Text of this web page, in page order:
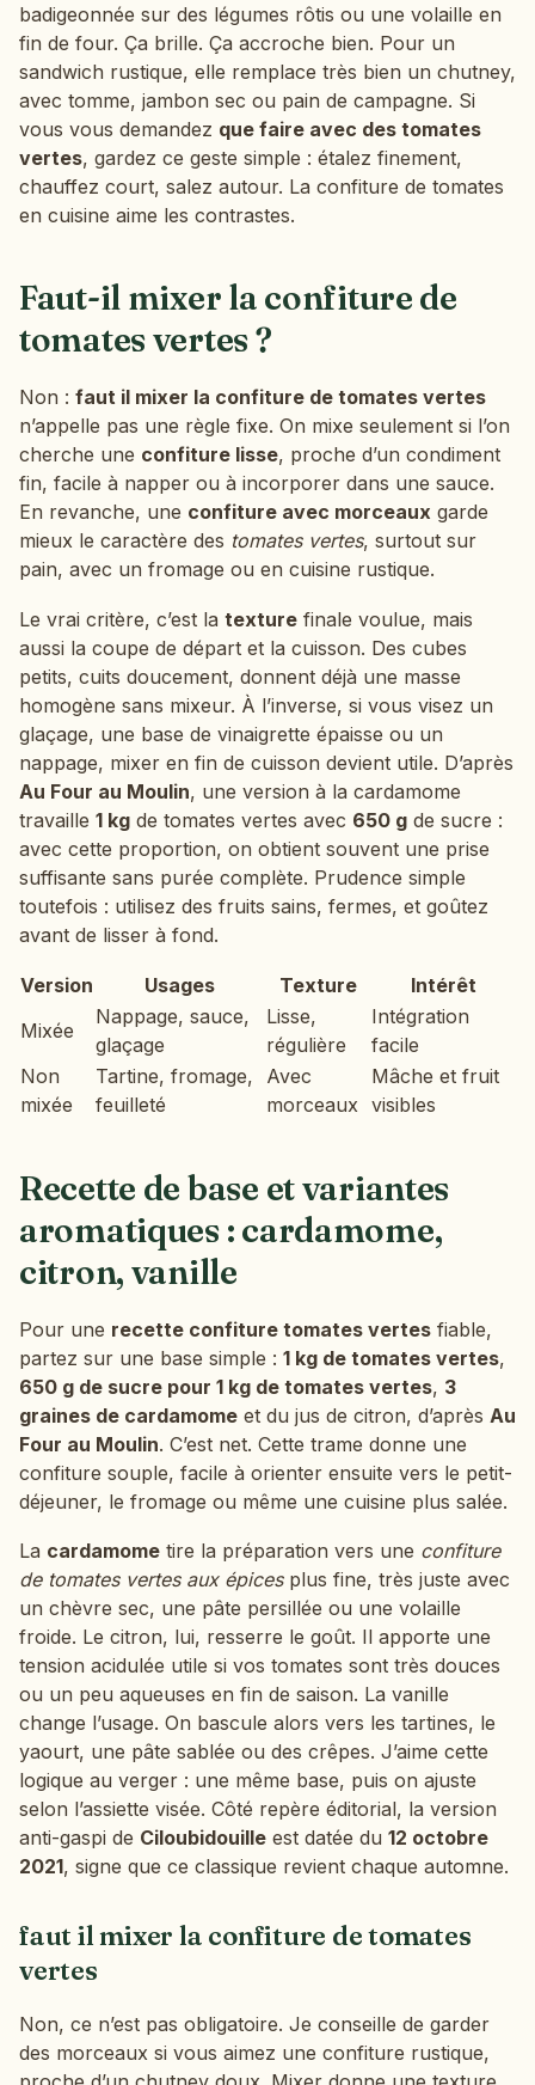
badigeonnée sur des légumes rôtis ou une volaille en
fin de four. Ça brille. Ça accroche bien. Pour un
sandwich rustique, elle remplace très bien un chutney,
avec tomme, jambon sec ou pain de campagne. Si
vous vous demandez que faire avec des tomates
vertes, gardez ce geste simple : étalez finement,
chauffez court, salez autour. La confiture de tomates
en cuisine aime les contrastes.
Faut-il mixer la confiture de
tomates vertes ?
Non : faut il mixer la confiture de tomates vertes
n’appelle pas une règle fixe. On mixe seulement si l’on
cherche une confiture lisse, proche d’un condiment
fin, facile à napper ou à incorporer dans une sauce.
En revanche, une confiture avec morceaux garde
mieux le caractère des tomates vertes, surtout sur
pain, avec un fromage ou en cuisine rustique.
Le vrai critère, c’est la texture finale voulue, mais
aussi la coupe de départ et la cuisson. Des cubes
petits, cuits doucement, donnent déjà une masse
homogène sans mixeur. À l’inverse, si vous visez un
glaçage, une base de vinaigrette épaisse ou un
nappage, mixer en fin de cuisson devient utile. D’après
Au Four au Moulin, une version à la cardamome
travaille 1 kg de tomates vertes avec 650 g de sucre :
avec cette proportion, on obtient souvent une prise
suffisante sans purée complète. Prudence simple
toutefois : utilisez des fruits sains, fermes, et goûtez
avant de lisser à fond.
Version Usages Texture
Intérêt
Mixée
Nappage, sauce,
glaçage
Lisse,
régulière
Intégration
facile
Non
mixée
Tartine, fromage,
feuilleté
Avec
morceaux
Mâche et fruit
visibles
Recette de base et variantes
aromatiques : cardamome,
citron, vanille
Pour une recette confiture tomates vertes fiable,
partez sur une base simple : 1 kg de tomates vertes,
650 g de sucre pour 1 kg de tomates vertes, 3
graines de cardamome et du jus de citron, d’après Au
Four au Moulin. C’est net. Cette trame donne une
confiture souple, facile à orienter ensuite vers le petit-
déjeuner, le fromage ou même une cuisine plus salée.
La cardamome tire la préparation vers une confiture
de tomates vertes aux épicesplus fine, très juste avec
un chèvre sec, une pâte persillée ou une volaille
froide. Le citron, lui, resserre le goût. Il apporte une
tension acidulée utile si vos tomates sont très douces
ou un peu aqueuses en fin de saison. La vanille
change l’usage. On bascule alors vers les tartines, le
yaourt, une pâte sablée ou des crêpes. J’aime cette
logique au verger : une même base, puis on ajuste
selon l’assiette visée. Côté repère éditorial, la version
anti-gaspi de Ciloubidouille est datée du 12 octobre
2021, signe que ce classique revient chaque automne.
faut il mixer la confiture de tomates
vertes
Non, ce n’est pas obligatoire. Je conseille de garder
des morceaux si vous aimez une confiture rustique,